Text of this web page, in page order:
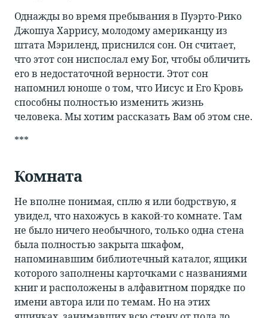
Однажды во время пребывания в Пуэрто-Рико
Джошуа Харрису, молодому американцу из
штата Мэриленд, приснился сон. Он считает,
что этот сон ниспослал ему Бог, чтобы обличить
его в недостаточной верности. Этот сон
напомнил юноше о том, что Иисус и Его Кровь
способны полностью изменить жизнь
человека. Мы хотим рассказать Вам об этом сне.
***
Комната
Не вполне понимая, сплю я или бодрствую, я
увидел, что нахожусь в какой-то комнате. Там
не было ничего необычного, только одна стена
была полностью закрыта шкафом,
напоминавшим библиотечный каталог, ящики
которого заполнены карточками с названиями
книг и расположены в алфавитном порядке по
имени автора или по темам. Но на этих